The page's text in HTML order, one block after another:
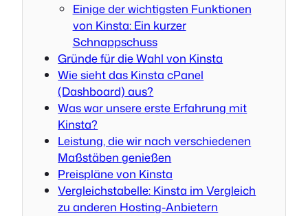
Einige der wichtigsten Funktionen
von Kinsta: Ein kurzer
Schnappschuss
Gründe für die Wahl von Kinsta
Wie sieht das Kinsta cPanel
(Dashboard) aus?
Was war unsere erste Erfahrung mit
Kinsta?
Leistung, die wir nach verschiedenen
Maßstäben genießen
Preispläne von Kinsta
Vergleichstabelle: Kinsta im Vergleich
zu anderen Hosting-Anbietern